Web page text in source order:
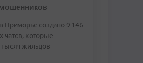
мошенников
Приморье создано 9 146
чатов, которые
тысяч жильцов